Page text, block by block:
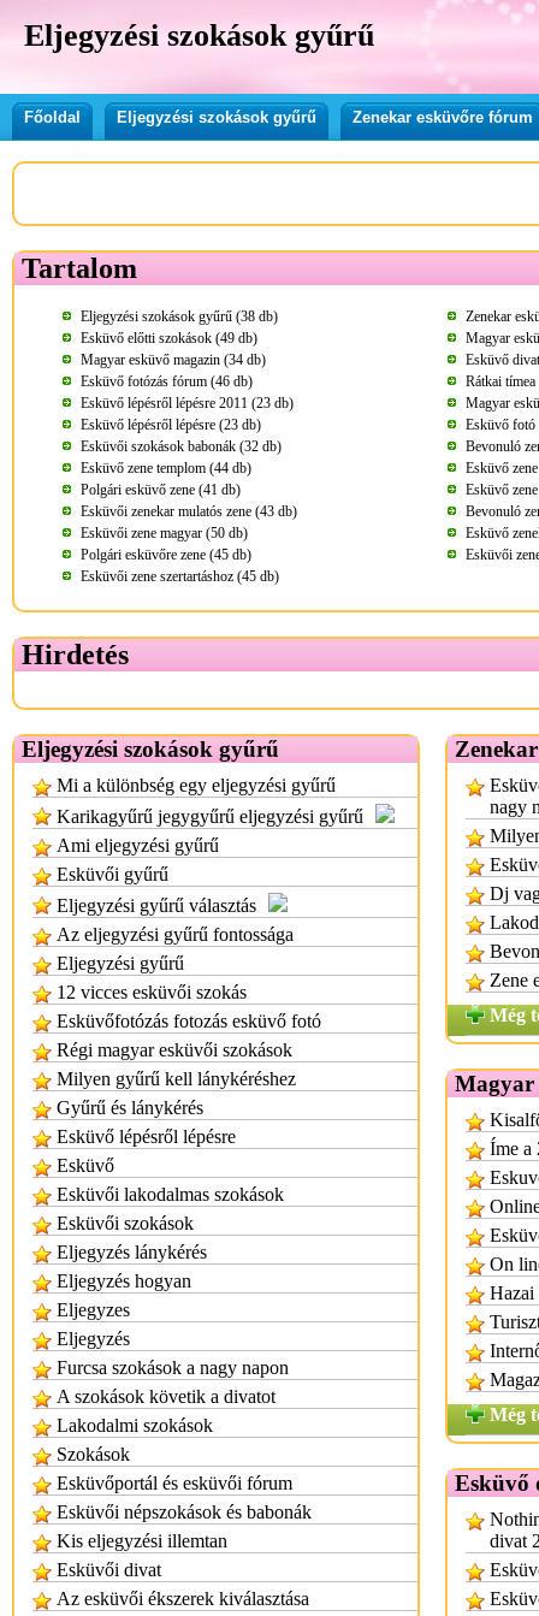
Eljegyzési szokások gyűrű
Főoldal Eljegyzési szokások gyűrű Zenekar esküvőre fórum
Tartalom
Eljegyzési szokások gyűrű (38 db)
Zenekar
Esküvő előtti szokások (49 db)
Magyar
Magyar esküvő magazin (34 db)
Esküvő
Esküvő fotózás fórum (46 db)
Rátkai
Esküvő lépésről lépésre 2011 (23 db)
Magyar
Esküvő lépésről lépésre (23 db)
Esküvő fotó
Esküvői szokások babonák (32 db)
Bevonuló
Esküvő zene templom (44 db)
Esküvő
Polgári esküvő zene (41 db)
Esküvő
Esküvői zenekar mulatós zene (43 db)
Bevonuló
Esküvői zene magyar (50 db)
Esküvő
Polgári esküvőre zene (45 db)
Esküvői
Esküvői zene szertartáshoz (45 db)
Hirdetés
Eljegyzési szokások gyűrű
Mi a különbség egy eljegyzési gyűrű
Karikagyűrű jegygyűrű eljegyzési gyűrű
Ami eljegyzési gyűrű
Esküvői gyűrű
Eljegyzési gyűrű választás
Az eljegyzési gyűrű fontossága
Eljegyzési gyűrű
12 vicces esküvői szokás
Esküvőfotózás fotozás esküvő fotó
Régi magyar esküvői szokások
Milyen gyűrű kell lánykéréshez
Gyűrű és lánykérés
Esküvő lépésről lépésre
Esküvő
Esküvői lakodalmas szokások
Esküvői szokások
Eljegyzés lánykérés
Eljegyzés hogyan
Eljegyzes
Eljegyzés
Furcsa szokások a nagy napon
A szokások követik a divatot
Lakodalmi szokások
Szokások
Esküvőportál és esküvői fórum
Esküvői népszokások és babonák
Kis eljegyzési illemtan
Esküvői divat
Az esküvői ékszerek kiválasztása
nagy
Dj
Zene
Még
Magyar
Íme a
On
Hazai
Még
Esküvő
divat